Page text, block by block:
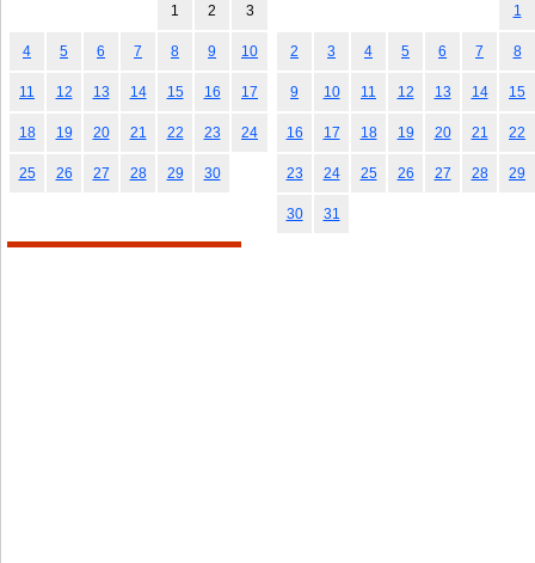
1
2 3
4 5 6 7 8 9 10
11 12 13 14 15 16 17
18 19 20 21 22 23 24
25 26 27 28 29 30
1
2 3 4 5 6 7 8
9 10 11 12 13 14 15
16 17 18 19 20 21 22
23 24 25 26 27 28 29
30 31